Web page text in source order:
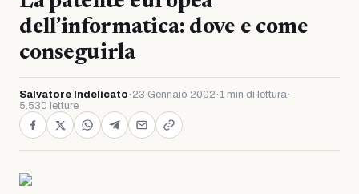
dell’informatica: dove e come
conseguirla
Salvatore Indelicato · 23 Gennaio 2002 ·1 min di lettura·
5.530 letture